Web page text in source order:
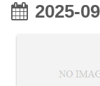
2025-09